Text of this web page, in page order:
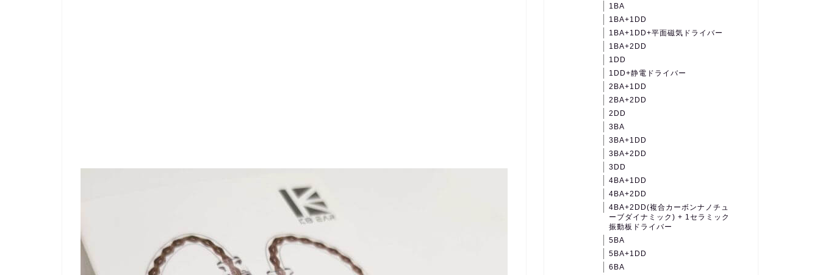
1BA
1BA+1DD
1BA+1DD+平面磁気ドライバー
1BA+2DD
1DD
1DD+静電ドライバー
2BA+1DD
2BA+2DD
2DD
3BA
3BA+1DD
3BA+2DD
3DD
4BA+1DD
4BA+2DD
4BA+2DD(複合カーボンナノチュ
ーブダイナミック) + 1セラミック
振動板ドライバー
5BA
5BA+1DD
6BA